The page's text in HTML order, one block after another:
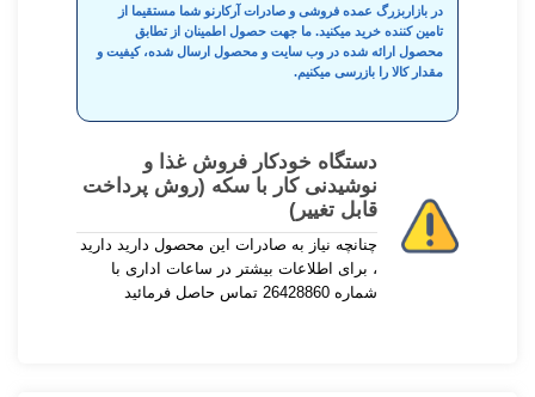
در بازاربزرگ عمده فروشی و صادرات آرکارنو شما مستقیما از
تامین کننده خرید میکنید. ما جهت حصول اطمینان از تطابق
محصول ارائه شده در وب سایت و محصول ارسال شده، کیفیت و
مقدار کالا را بازرسی میکنیم.
دستگاه خودکار فروش غذا و
نوشیدنی کار با سکه (روش پرداخت
قابل تغییر)
چنانچه نیاز به صادرات این محصول دارید دارید
، برای اطلاعات بیشتر در ساعات اداری با
شماره 26428860 تماس حاصل فرمائید